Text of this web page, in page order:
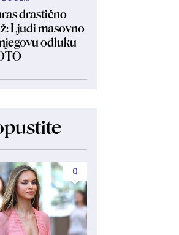
drastično
Ljudi masovno
odluku
0